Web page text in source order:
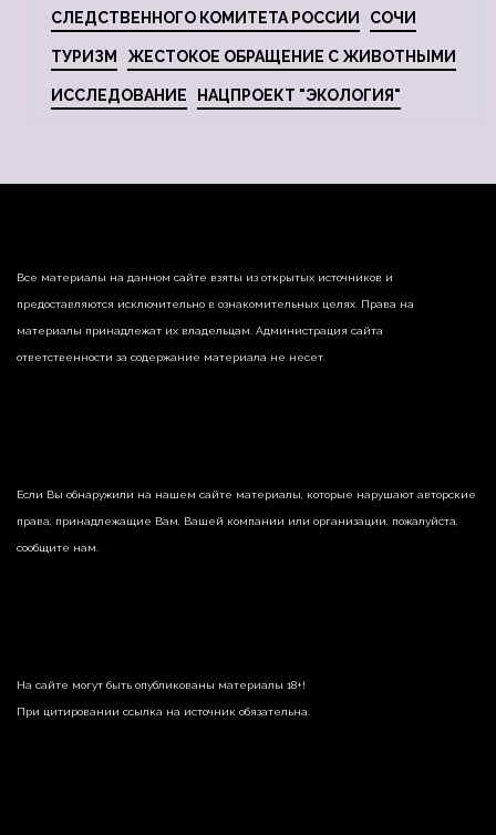
СЛЕДСТВЕННОГО КОМИТЕТА РОССИИ СОЧИ
ТУРИЗМ ЖЕСТОКОЕ ОБРАЩЕНИЕ С ЖИВОТНЫМИ
ИССЛЕДОВАНИЕ НАЦПРОЕКТ "ЭКОЛОГИЯ"
Все материалы на данном сайте взяты из открытых источников и
предоставляются исключительно в ознакомительных целях. Права на
материалы принадлежат их владельцам. Администрация сайта
ответственности за содержание материала не несет.
Если Вы обнаружили на нашем сайте материалы, которые нарушают авторские
права, принадлежащие Вам, Вашей компании или организации, пожалуйста,
сообщите нам.
На сайте могут быть опубликованы материалы 18+!
При цитировании ссылка на источник обязательна.